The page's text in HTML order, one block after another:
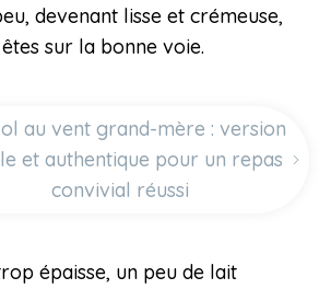
devenant lisse et crémeuse,
sur la bonne voie.
au vent grand-mère : version
et authentique pour un repas
convivial réussi
épaisse, un peu de lait